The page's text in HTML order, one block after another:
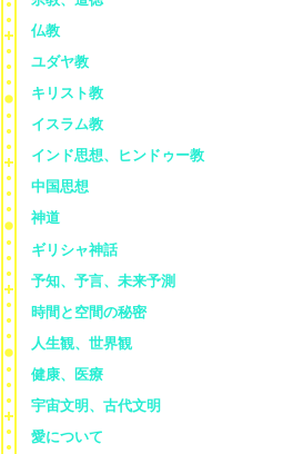
仏教
ユダヤ教
キリスト教
イスラム教
インド思想、ヒンドゥー教
中国思想
神道
ギリシャ神話
予知、予言、未来予測
時間と空間の秘密
人生観、世界観
健康、医療
宇宙文明、古代文明
愛について